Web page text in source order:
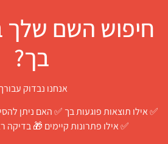
חיפוש השם שלך
בך?
אנחנו נבדוק
✅ אילו תוצאות פוגעות בך ✅ האם ניתן
✅ אילו פתרונות קיימים 🎁 בדיקה